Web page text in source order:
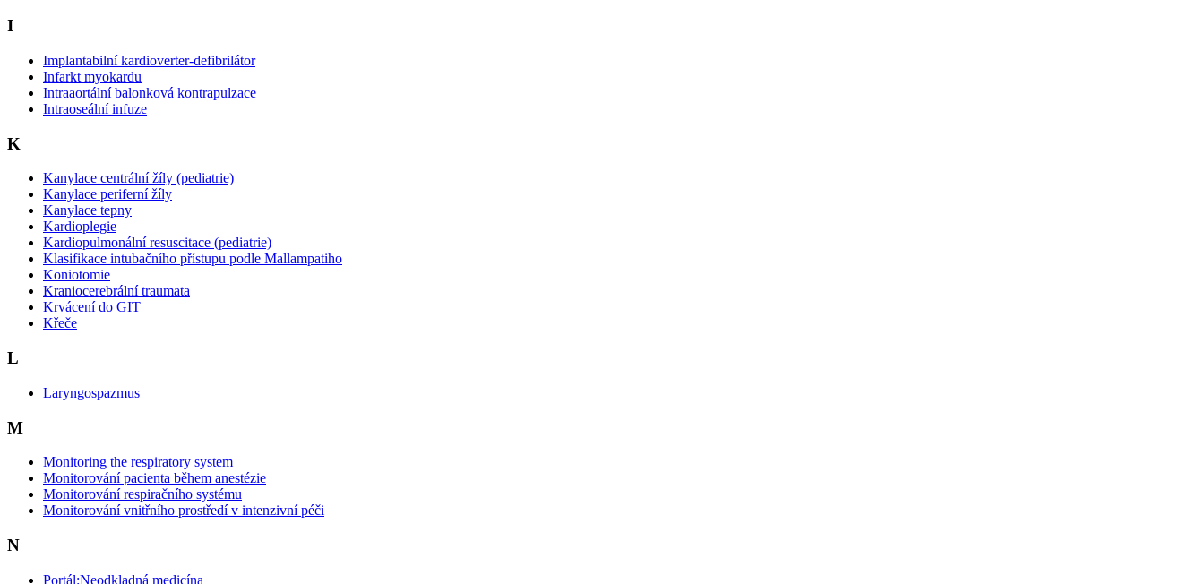
I
Implantabilní kardioverter-defibrilátor
Infarkt myokardu
Intraaortální balonková kontrapulzace
Intraoseální infuze
K
Kanylace centrální žíly (pediatrie)
Kanylace periferní žíly
Kanylace tepny
Kardioplegie
Kardiopulmonální resuscitace (pediatrie)
Klasifikace intubačního přístupu podle Mallampatiho
Koniotomie
Kraniocerebrální traumata
Krvácení do GIT
Křeče
L
Laryngospazmus
M
Monitoring the respiratory system
Monitorování pacienta během anestézie
Monitorování respiračního systému
Monitorování vnitřního prostředí v intenzivní péči
N
Portál:Neodkladná medicína